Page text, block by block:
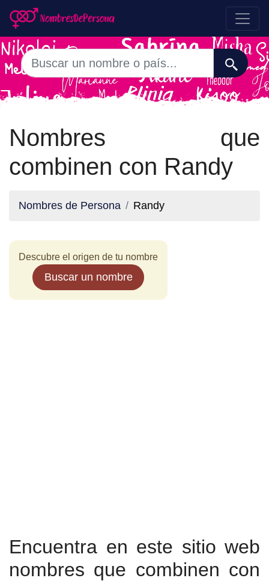
Nombres que
combinen con Randy
Nombres de Persona Randy
Descubre el origen de tu nombre
Buscar un nombre
Encuentra en este sitio web
nombres que combinen con